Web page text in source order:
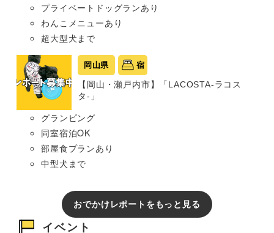
プライベートドッグランあり
わんこメニューあり
超大型犬まで
岡山県 宿
【岡山・瀬戸内市】「LACOSTA-ラコス
タ-」
グランピング
同室宿泊OK
部屋食プランあり
中型犬まで
おでかけレポートをもっと見る
イベント